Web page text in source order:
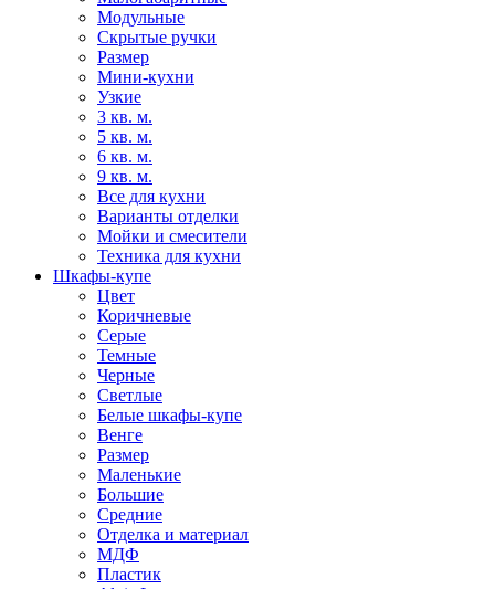
Модульные
Скрытые ручки
Размер
Мини-кухни
Узкие
3 кв. м.
5 кв. м.
6 кв. м.
9 кв. м.
Все для кухни
Варианты отделки
Мойки и смесители
Техника для кухни
Шкафы-купе
Цвет
Коричневые
Серые
Темные
Черные
Светлые
Белые шкафы-купе
Венге
Размер
Маленькие
Большие
Средние
Отделка и материал
МДФ
Пластик